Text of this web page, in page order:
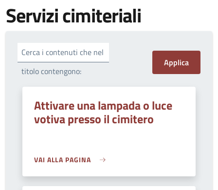
Servizi cimiteriali
Cerca i contenuti che nel
titolo contengono:
Attivare una lampada o luce
votiva presso il cimitero
VAI ALLA PAGINA